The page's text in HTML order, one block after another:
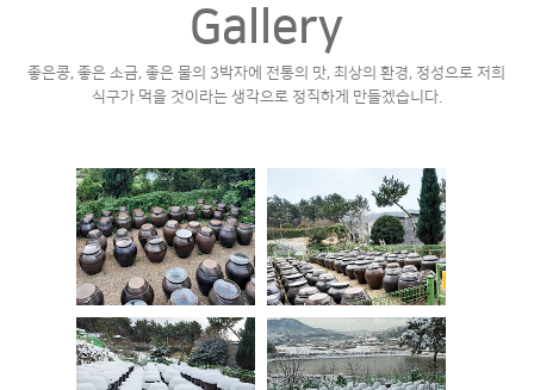
Gallery
좋은콩, 좋은 소금, 좋은 물의 3박자에 전통의 맛, 최상의 환경, 정성으로저희
식구가 먹을 것이라는 생각으로 정직하게 만들겠습니다.
Gallery
페이지 상세보기
Gallery
페이지 상세보기
Gallery Gallery